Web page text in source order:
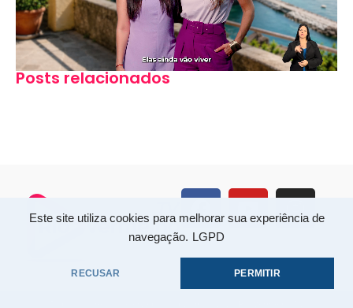
Este site utiliza cookies para melhorar sua experiência de
navegação. LGPD
RECUSAR PERMITIR
Posts relacionados